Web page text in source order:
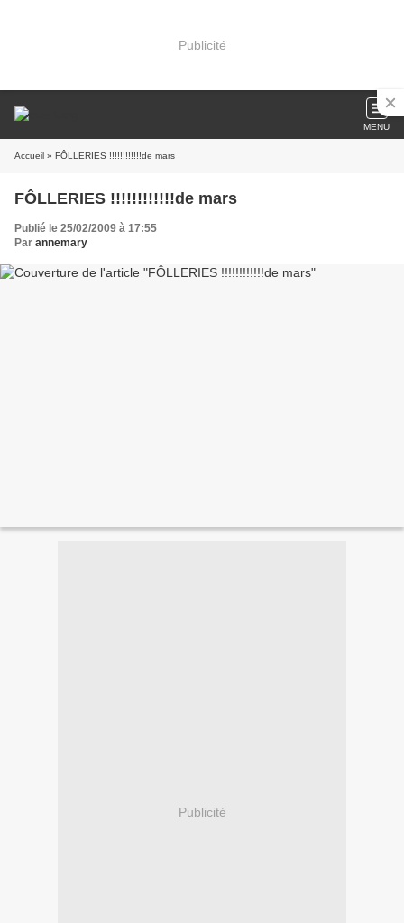
Publicité
MENU
Accueil » FÔLLERIES !!!!!!!!!!!!de mars
FÔLLERIES !!!!!!!!!!!!de mars
Publié le 25/02/2009 à 17:55
Par annemary
Publicité